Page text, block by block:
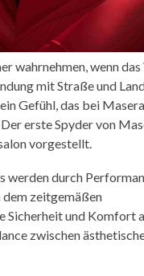
wahrnehmen, wenn
mit Straße und
Gefühl, das bei
erste Spyder von
vorgestellt.
werden durch
dem zeitgemäßen
Sicherheit und Komfort
zwischen